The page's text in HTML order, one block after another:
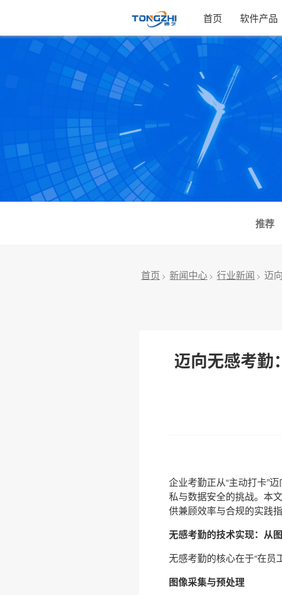
首页 软件产品
推荐
首页 > 新闻中心 > 行业新闻 > 迈
迈向无感考勤
企业考勤正从“主动打卡”
私与数据安全的挑战。本
供兼顾效率与合规的实践指
无感考勤的技术实现：从
无感考勤的核心在于“在员
图像采集与预处理